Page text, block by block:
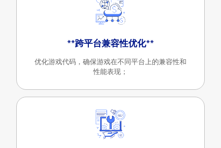
**跨平台兼容性优化**
优化游戏代码，确保游戏在不同平台上的兼容性和
性能表现；